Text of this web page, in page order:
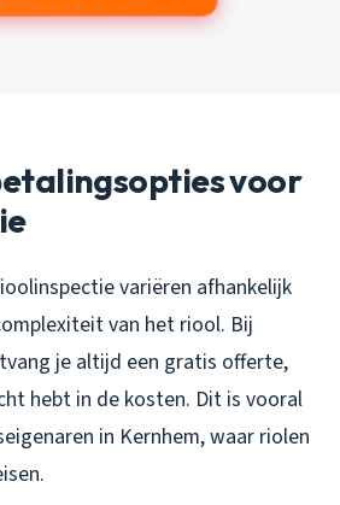
voor
variëren afhankelijk
van het riool. Bij
je altijd een gratis offerte,
hebt in de kosten. Dit is vooral
in Kernhem, waar riolen